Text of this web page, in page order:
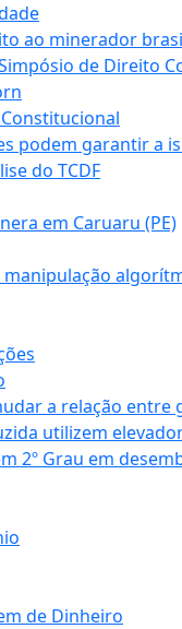
ao minerador
de Direito
podem garantir a
do TCDF
em Caruaru (PE)
manipulação
a relação
utilizem
2º Grau em
de Dinheiro